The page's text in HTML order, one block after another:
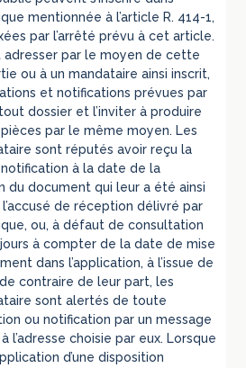
mentionnée à l’article R. 414-1,
par l’arrêté prévu à cet article.
adresser par le moyen de cette
ou à un mandataire ainsi inscrit,
et notifications prévues par
dossier et l’inviter à produire
par le même moyen. Les
sont réputés avoir reçu la
à la date de la
du document qui leur a été ainsi
de réception délivré par
ou, à défaut de consultation
à compter de la date de mise
dans l’application, à l’issue de
contraire de leur part, les
sont alertés de toute
ou notification par un message
l’adresse choisie par eux. Lorsque
d’une disposition